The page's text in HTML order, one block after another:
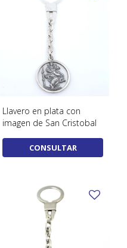
Llavero en plata con
imagen de San Cristobal
CONSULTAR